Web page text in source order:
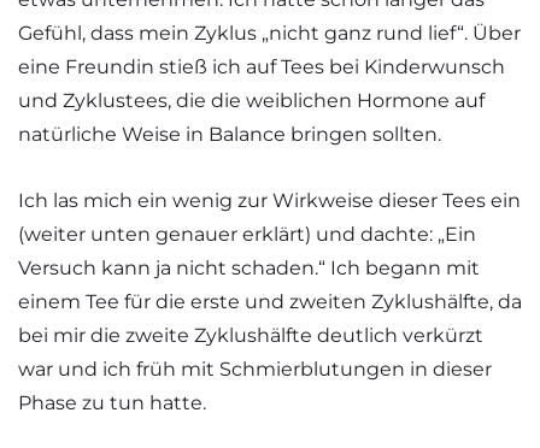
Gefühl, dass mein Zyklus „nicht ganz rund lief“. Über
eine Freundin stieß ich auf Tees bei Kinderwunsch
und Zyklustees, die die weiblichen Hormone auf
natürliche Weise in Balance bringen sollten.
Ich las mich ein wenig zur Wirkweise dieser Tees ein
(weiter unten genauer erklärt) und dachte: „Ein
Versuch kann ja nicht schaden.“ Ich begann mit
einem Tee für die erste und zweiten Zyklushälfte, da
bei mir die zweite Zyklushälfte deutlich verkürzt
war und ich früh mit Schmierblutungen in dieser
Phase zu tun hatte.